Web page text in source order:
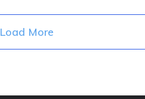
Load More